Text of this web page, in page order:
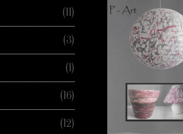
(11)
(3)
(1)
(16)
(12)